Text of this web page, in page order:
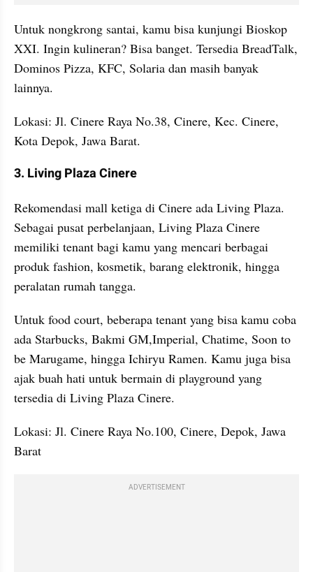
Untuk nongkrong santai, kamu bisa kunjungi Bioskop
XXI. Ingin kulineran? Bisa banget. Tersedia BreadTalk,
Dominos Pizza, KFC, Solaria dan masih banyak
lainnya.
Lokasi: Jl. Cinere Raya No.38, Cinere, Kec. Cinere,
Kota Depok, Jawa Barat.
3. Living Plaza Cinere
Rekomendasi mall ketiga di Cinere ada Living Plaza.
Sebagai pusat perbelanjaan, Living Plaza Cinere
memiliki tenant bagi kamu yang mencari berbagai
produk fashion, kosmetik, barang elektronik, hingga
peralatan rumah tangga.
Untuk food court, beberapa tenant yang bisa kamu coba
ada Starbucks, Bakmi GM,Imperial, Chatime, Soon to
be Marugame, hingga Ichiryu Ramen. Kamu juga bisa
ajak buah hati untuk bermain di playground yang
tersedia di Living Plaza Cinere.
Lokasi: Jl. Cinere Raya No.100, Cinere, Depok, Jawa
Barat
ADVERTISEMENT